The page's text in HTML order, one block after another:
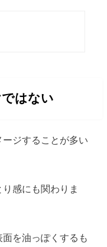
はない
ジすることが多い
感にも関わりま
を油っぽくするも